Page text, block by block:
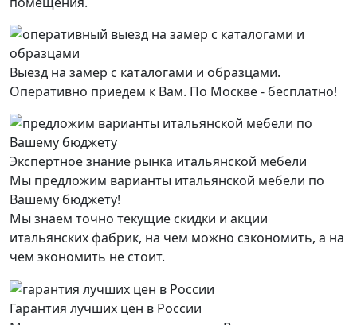
Выезд на замер с каталогами и образцами.
Оперативно приедем к Вам. По Москве - бесплатно!
Экспертное знание рынка итальянской мебели
Мы предложим варианты итальянской мебели по
Вашему бюджету!
Мы знаем точно текущие скидки и акции
итальянских фабрик, на чем можно сэкономить, а на
чем экономить не стоит.
Гарантия лучших цен в России